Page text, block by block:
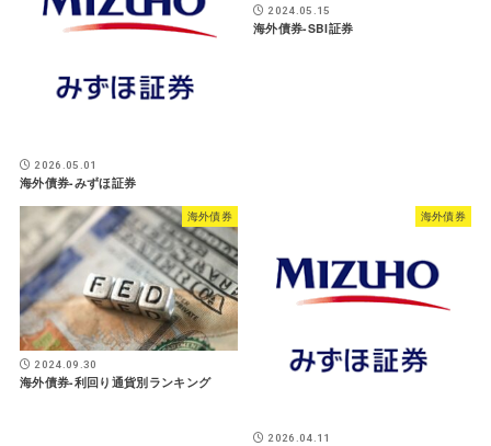
2026.05.01
海外債券-みずほ証券
2024.05.15
海外債券-SBI証券
海外債券
2024.09.30
海外債券-利回り通貨別ランキング
海外債券
2026.04.11